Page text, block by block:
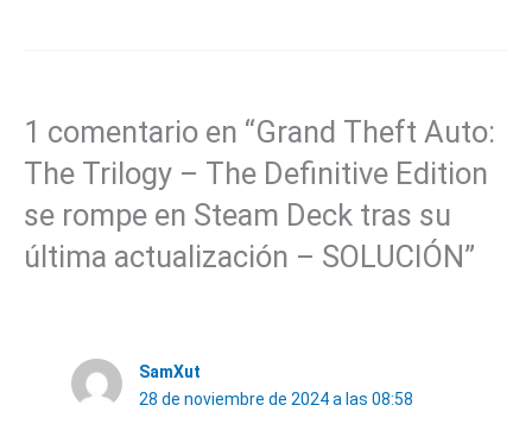
1 comentario en “Grand Theft Auto:
The Trilogy – The Definitive Edition
se rompe en Steam Deck tras su
última actualización – SOLUCIÓN”
SamXut
28 de noviembre de 2024 a las 08:58